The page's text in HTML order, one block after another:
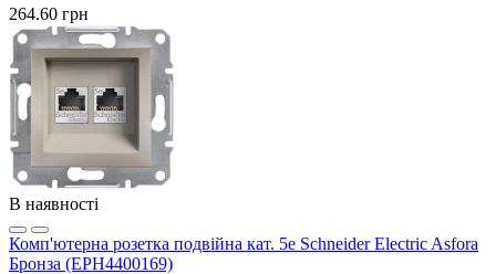
264.60 грн
В наявності
Комп'ютерна розетка подвійна кат. 5e Schneider Electric Asfora
Бронза (EPH4400169)